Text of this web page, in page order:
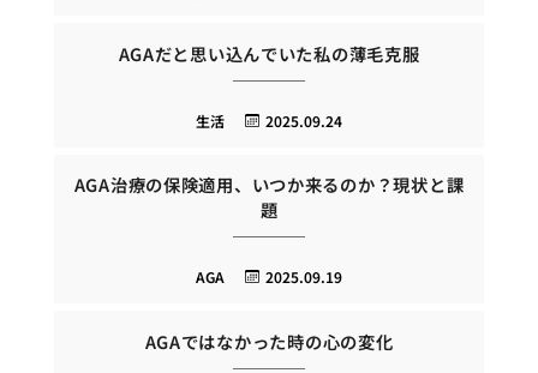
AGAだと思い込んでいた私の薄毛克服
2025.09.24
生活
AGA治療の保険適用、いつか来るのか？現状と課
題
2025.09.19
AGA
AGAではなかった時の心の変化